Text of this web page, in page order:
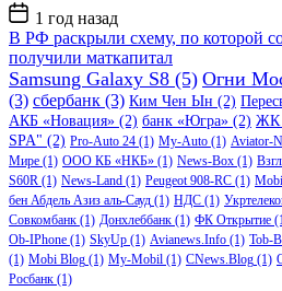
Дата
записи
1 год назад
В РФ раскрыли схему, по которой
получили маткапитал
Samsung Galaxy S8 (5) Огни
(3) сбербанк (3) Ким Чен Ын (2)
АКБ «Новация» (2) банк «Югра» (2) ЖК
SPA" (2) Pro-Auto 24 (1) My-Auto (1) Aviator-
Мире (1) ООО КБ «НКБ» (1) News-Box (1)
S60R (1) News-Land (1) Peugeot 908-RC (1)
бен Абдель Азиз аль-Сауд (1) НДС (1)
Совкомбанк (1) Донхлеббанк (1) ФК Открытие
Ob-IPhone (1) SkyUp (1) Avianews.Info (1) Tob-
(1) Mobi Blog (1) My-Mobil (1) CNews.Blog (1)
Росбанк (1)